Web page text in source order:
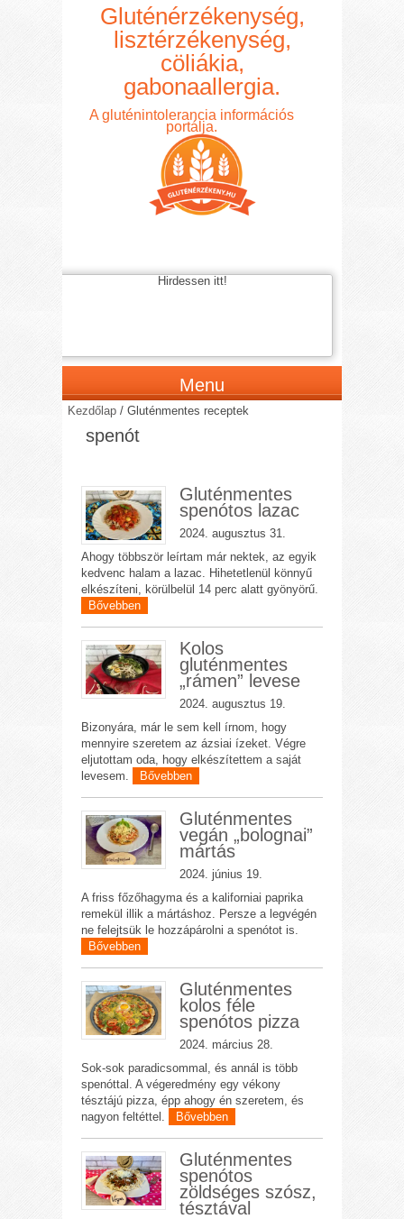
Gluténérzékenység,
lisztérzékenység,
cöliákia,
gabonaallergia.
A gluténintolerancia információs
portálja.
Hirdessen itt!
Menu
Kezdőlap /Gluténmentes receptek
spenót
Gluténmentes
spenótos lazac
2024. augusztus 31.
Ahogy többször leírtam már nektek, az egyik
kedvenc halam a lazac. Hihetetlenül könnyű
elkészíteni, körülbelül 14 perc alatt gyönyörű.
Bővebben
Kolos
gluténmentes
„rámen” levese
2024. augusztus 19.
Bizonyára, már le sem kell írnom, hogy
mennyire szeretem az ázsiai ízeket. Végre
eljutottam oda, hogy elkészítettem a saját
levesem.
Bővebben
Gluténmentes
vegán „bolognai”
mártás
2024. június 19.
A friss főzőhagyma és a kaliforniai paprika
remekül illik a mártáshoz. Persze a legvégén
ne felejtsük le hozzápárolni a spenótot is.
Bővebben
Gluténmentes
kolos féle
spenótos pizza
2024. március 28.
Sok-sok paradicsommal, és annál is több
spenóttal. A végeredmény egy vékony
tésztájú pizza, épp ahogy én szeretem, és
nagyon feltéttel.
Bővebben
Gluténmentes
spenótos
zöldséges szósz,
tésztával